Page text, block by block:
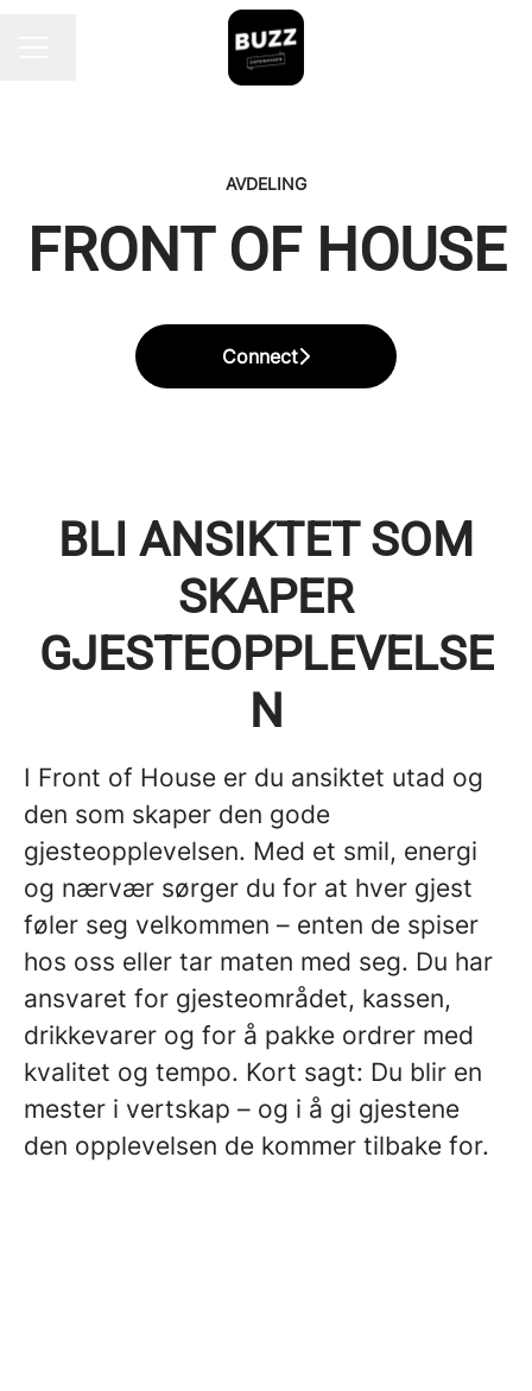
AVDELING
FRONT OF HOUSE
Connect
BLI ANSIKTET SOM
SKAPER
GJESTEOPPLEVELSE
N
I Front of House er du ansiktet utad og
den som skaper den gode
gjesteopplevelsen. Med et smil, energi
og nærvær sørger du for at hver gjest
føler seg velkommen – enten de spiser
hos oss eller tar maten med seg. Du har
ansvaret for gjesteområdet, kassen,
drikkevarer og for å pakke ordrer med
kvalitet og tempo. Kort sagt: Du blir en
mester i vertskap – og i å gi gjestene
den opplevelsen de kommer tilbake for.